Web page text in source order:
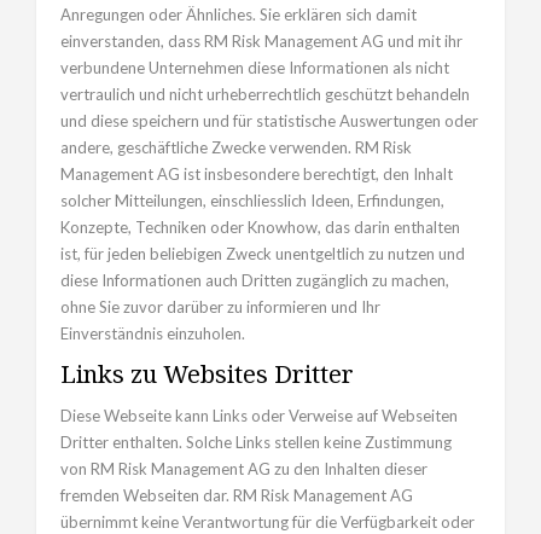
Anregungen oder Ähnliches. Sie erklären sich damit
einverstanden, dass RM Risk Management AG und mit ihr
verbundene Unternehmen diese Informationen als nicht
vertraulich und nicht urheberrechtlich geschützt behandeln
und diese speichern und für statistische Auswertungen oder
andere, geschäftliche Zwecke verwenden. RM Risk
Management AG ist insbesondere berechtigt, den Inhalt
solcher Mitteilungen, einschliesslich Ideen, Erfindungen,
Konzepte, Techniken oder Knowhow, das darin enthalten
ist, für jeden beliebigen Zweck unentgeltlich zu nutzen und
diese Informationen auch Dritten zugänglich zu machen,
ohne Sie zuvor darüber zu informieren und Ihr
Einverständnis einzuholen.
Links zu Websites Dritter
Diese Webseite kann Links oder Verweise auf Webseiten
Dritter enthalten. Solche Links stellen keine Zustimmung
von RM Risk Management AG zu den Inhalten dieser
fremden Webseiten dar. RM Risk Management AG
übernimmt keine Verantwortung für die Verfügbarkeit oder